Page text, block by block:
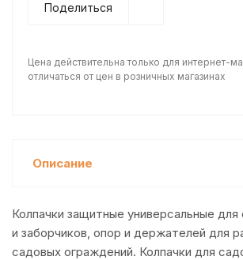
Поделиться
Цена действительна только для интернет-
отличаться от цен в розничных магазинах
Описание
Колпачки защитные универсальные
и заборчиков, опор и держателей для
садовых ограждений. Колпачки для